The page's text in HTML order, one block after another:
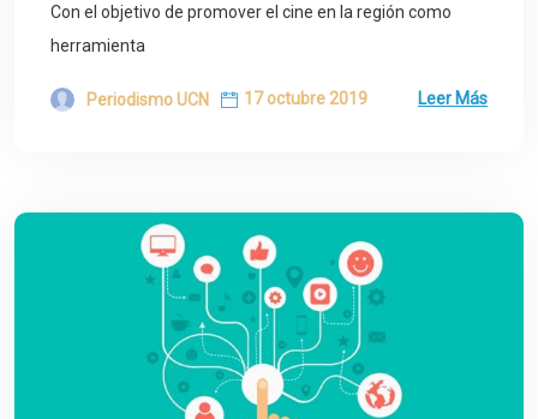
Con el objetivo de promover el cine en la región como
herramienta
Periodismo UCN 17 octubre 2019 Leer Más